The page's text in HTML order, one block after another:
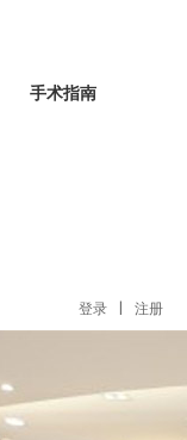
手术指南
登录 | 注册